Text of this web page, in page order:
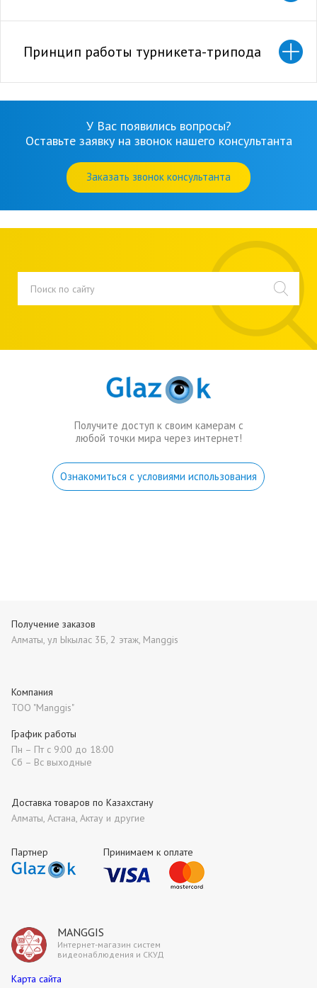
Принцип работы турникета-трипода
У Вас появились вопросы?
Оставьте заявку на звонок нашего консультанта
Заказать звонок консультанта
Получите доступ к своим камерам с
любой точки мира через интернет!
Ознакомиться с условиями использования
MANGGIS
Интернет-магазин систем
видеонаблюдения и СКУД
Партнер Принимаем к оплате
Получение заказов
Алматы, ул Ыкылас 3Б, 2 этаж, Manggis
Компания
ТОО "Manggis"
Доставка товаров по Казахстану
Алматы, Астана, Актау и другие
График работы
Пн – Пт с 9:00 до 18:00
Сб – Вс выходные
Карта сайта